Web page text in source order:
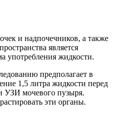
и надпочечников, а также
является
употребления жидкости.
предполагает в
1,5 литра жидкости перед
УЗИ мочевого пузыря.
эти органы.